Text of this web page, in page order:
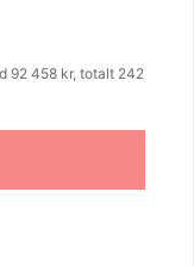
92 458 kr, totalt 242